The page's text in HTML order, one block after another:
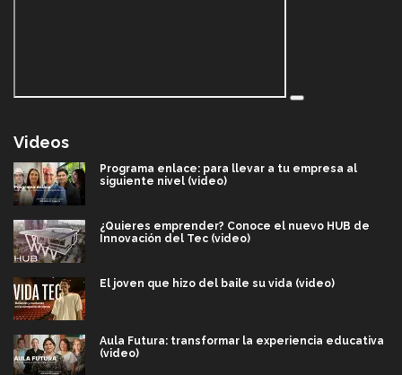
Videos
Programa enlace: para llevar a tu empresa al
siguiente nivel (video)
¿Quieres emprender? Conoce el nuevo HUB de
Innovación del Tec (video)
El joven que hizo del baile su vida (video)
Aula Futura: transformar la experiencia educativa
(video)